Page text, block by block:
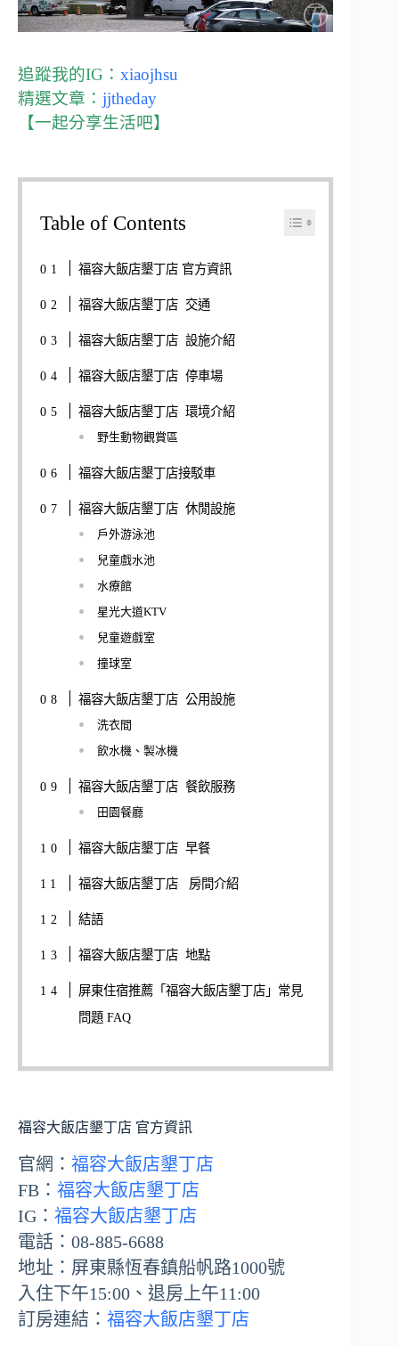
追蹤我的IG： xiaojhsu
精選文章： jjtheday
【一起分享生活吧】
Table of Contents
福容大飯店墾丁店 官方資訊
福容大飯店墾丁店 交通
福容大飯店墾丁店 設施介紹
福容大飯店墾丁店 停車場
福容大飯店墾丁店 環境介紹
野生動物觀賞區
福容大飯店墾丁店接駁車
福容大飯店墾丁店 休閒設施
戶外游泳池
兒童戲水池
水療館
星光大道KTV
兒童遊戲室
撞球室
福容大飯店墾丁店 公用設施
洗衣間
飲水機、製冰機
福容大飯店墾丁店 餐飲服務
田園餐廳
福容大飯店墾丁店 早餐
福容大飯店墾丁店 房間介紹
結語
福容大飯店墾丁店 地點
屏東住宿推薦「福容大飯店墾丁店」常見
問題 FAQ
福容大飯店墾丁店 官方資訊
官網： 福容大飯店墾丁店
FB： 福容大飯店墾丁店
IG： 福容大飯店墾丁店
電話：08-885-6688
地址：屏東縣恆春鎮船帆路1000號
入住下午15:00、退房上午11:00
訂房連結： 福容大飯店墾丁店